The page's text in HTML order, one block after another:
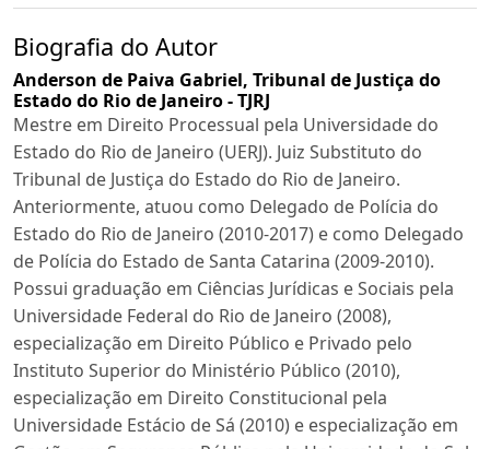
Biografia do Autor
Anderson de Paiva Gabriel, Tribunal de Justiça do
Estado do Rio de Janeiro - TJRJ
Mestre em Direito Processual pela Universidade do
Estado do Rio de Janeiro (UERJ). Juiz Substituto do
Tribunal de Justiça do Estado do Rio de Janeiro.
Anteriormente, atuou como Delegado de Polícia do
Estado do Rio de Janeiro (2010-2017) e como Delegado
de Polícia do Estado de Santa Catarina (2009-2010).
Possui graduação em Ciências Jurídicas e Sociais pela
Universidade Federal do Rio de Janeiro (2008),
especialização em Direito Público e Privado pelo
Instituto Superior do Ministério Público (2010),
especialização em Direito Constitucional pela
Universidade Estácio de Sá (2010) e especialização em